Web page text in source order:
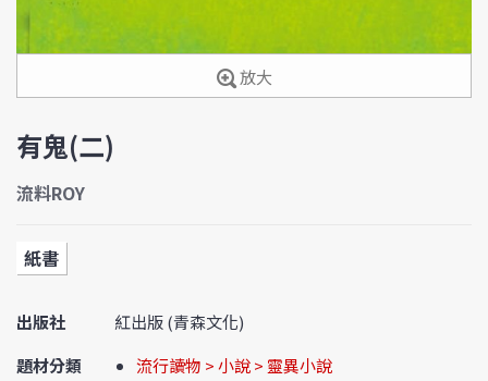
放大
有鬼(二)
流料ROY
紙書
出版社
紅出版 (青森文化)
題材分類
流行讀物 > 小說 > 靈異小說